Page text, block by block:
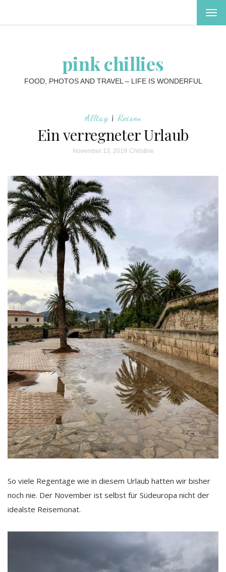
pink chillies
FOOD, PHOTOS AND TRAVEL – LIFE IS WONDERFUL
Alltag| Reisen
Ein verregneter Urlaub
November 13, 2019 Christine
So viele Regentage wie in diesem Urlaub hatten wir bisher
noch nie. Der November ist selbst für Südeuropa nicht der
idealste Reisemonat.